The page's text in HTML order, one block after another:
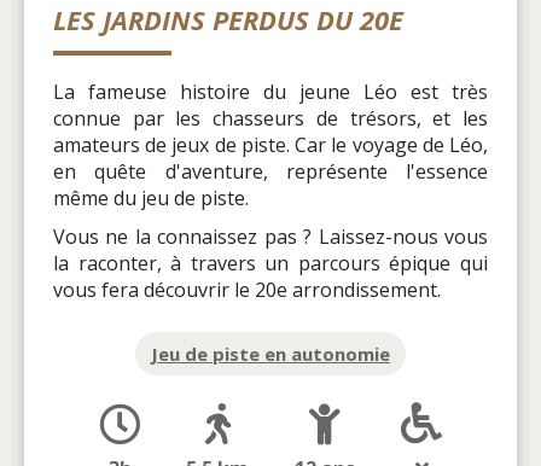
LES JARDINS PERDUS DU 20E
La fameuse histoire du jeune Léo est très
connue par les chasseurs de trésors, et les
amateurs de jeux de piste. Car le voyage de Léo,
en quête d'aventure, représente l'essence
même du jeu de piste.
Vous ne la connaissez pas ? Laissez-nous vous
la raconter, à travers un parcours épique qui
vous fera découvrir le 20e arrondissement.
Jeu de piste en autonomie